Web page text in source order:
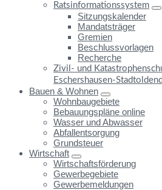
Ratsinformationssystem
Sitzungskalender
Mandatsträger
Gremien
Beschlussvorlagen
Recherche
Zivil- und
Eschershausen-
Bauen & Wohnen
Wohnbaugebiete
Bebauungspläne online
Wasser und Abwasser
Abfallentsorgung
Grundsteuer
Wirtschaft
Wirtschaftsförderung
Gewerbegebiete
Gewerbemeldungen